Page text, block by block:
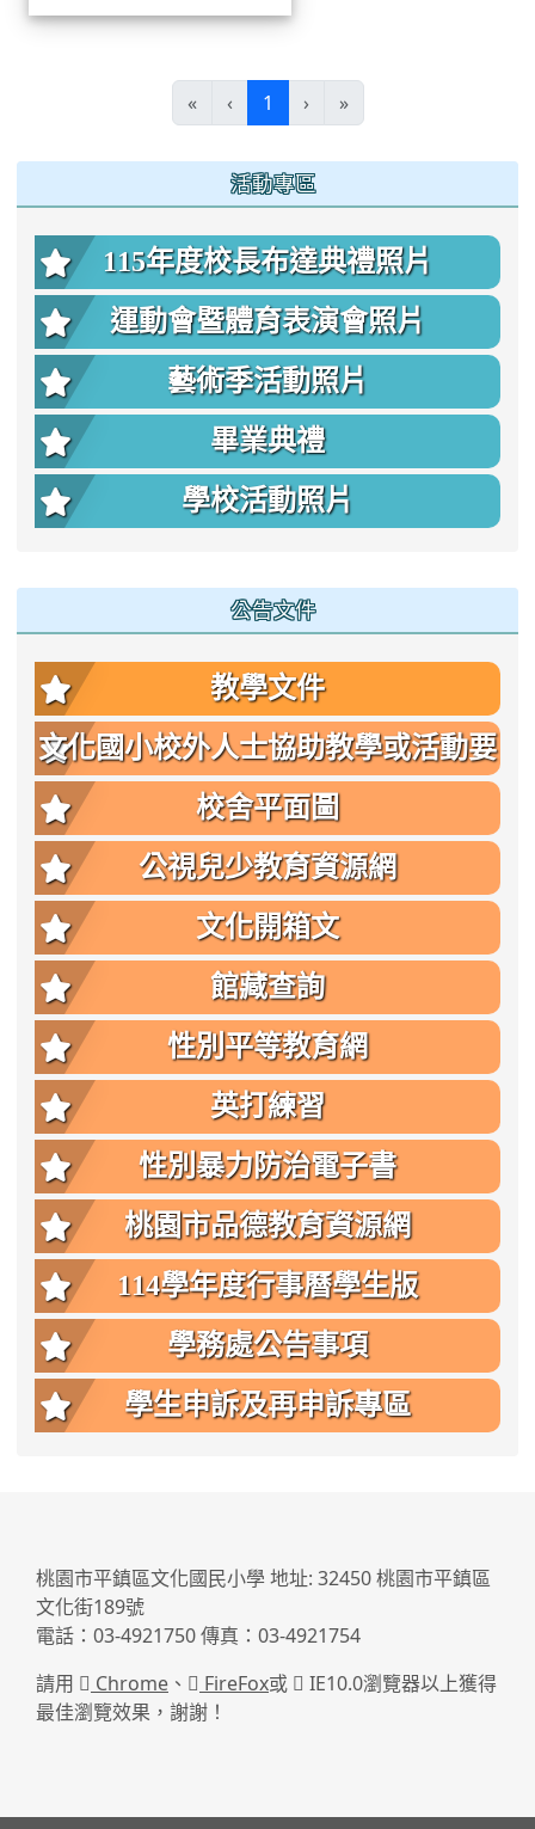
« ‹ 1 (current)
› »
活動專區
115年度校長布達典禮照片
運動會暨體育表演會照片
藝術季活動照片
畢業典禮
學校活動照片
公告文件
教學文件
文化國小校外人士協助教學或活動要
點
校舍平面圖
公視兒少教育資源網
文化開箱文
館藏查詢
性別平等教育網
英打練習
性別暴力防治電子書
桃園市品德教育資源網
114學年度行事曆學生版
學務處公告事項
學生申訴及再申訴專區
桃園市平鎮區文化國民小學 地址: 32450 桃園市平鎮區
文化街189號
電話：03-4921750 傳真：03-4921754
請用
Chrome 、 FireFox或
IE10.0瀏覽器以上獲得
最佳瀏覽效果，謝謝！